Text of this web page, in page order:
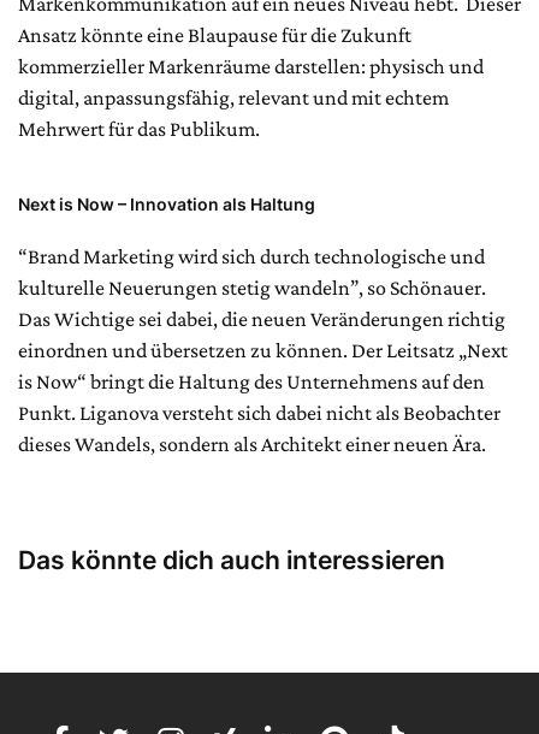
Ansatz könnte eine Blaupause für die Zukunft
kommerzieller Markenräume darstellen: physisch und
digital, anpassungsfähig, relevant und mit echtem
Mehrwert für das Publikum.
Next is Now – Innovation als Haltung
“Brand Marketing wird sich durch technologische und
kulturelle Neuerungen stetig wandeln”, so Schönauer.
Das Wichtige sei dabei, die neuen Veränderungen richtig
einordnen und übersetzen zu können. Der Leitsatz „Next
is Now“ bringt die Haltung des Unternehmens auf den
Punkt. Liganova versteht sich dabei nicht als Beobachter
dieses Wandels, sondern als Architekt einer neuen Ära.
Das könnte dich auch interessieren